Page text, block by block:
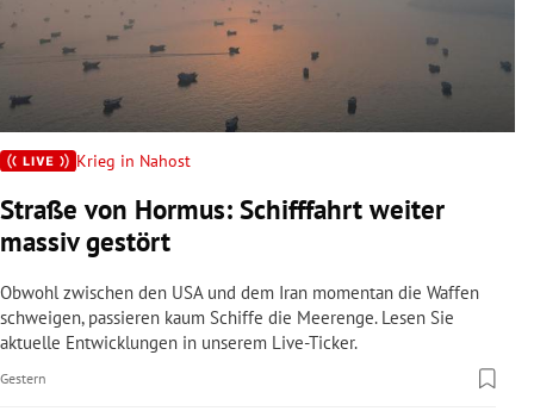
Krieg in Nahost
Straße von Hormus: Schifffahrt weiter
massiv gestört
Obwohl zwischen den USA und dem Iran momentan die Waffen
schweigen, passieren kaum Schiffe die Meerenge. Lesen Sie
aktuelle Entwicklungen in unserem Live-Ticker.
Gestern